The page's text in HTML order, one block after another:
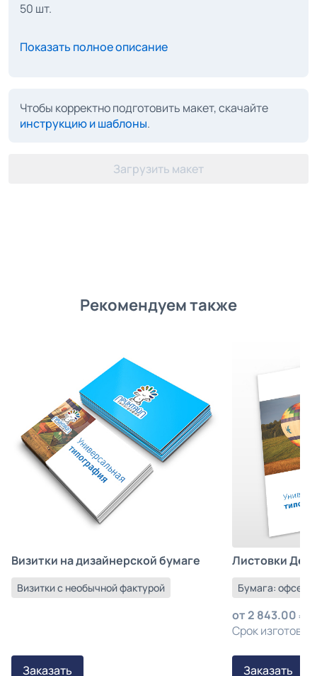
50 шт.
Показать полное описание
Чтобы корректно подготовить макет, скачайте
инструкцию и шаблоны.
Загрузить макет
Рекомендуем также
Визитки на дизайнерской бумаге
Визитки с необычной фактурой
Заказать
Листовки
Бумага:
от2 843.00
Срок
Заказать